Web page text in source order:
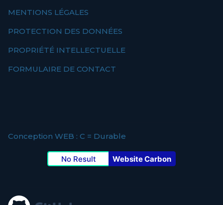
MENTIONS LÉGALES
PROTECTION DES DONNÉES
PROPRIÉTÉ INTELLECTUELLE
FORMULAIRE DE CONTACT
Conception WEB : C = Durable
No Result Website Carbon